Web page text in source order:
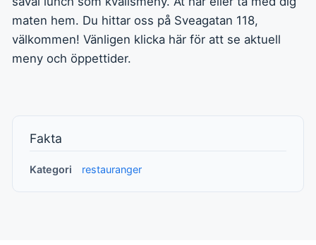
maten hem. Du hittar oss på Sveagatan 118,
välkommen! Vänligen klicka här för att se aktuell
meny och öppettider.
Fakta
Kategori restauranger